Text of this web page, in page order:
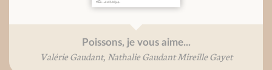
Poissons, je vous aime...
Valérie Gaudant, Nathalie Gaudant Mireille Gayet